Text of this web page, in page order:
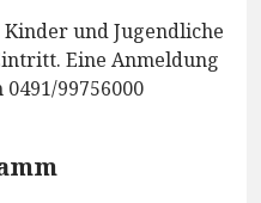
und Jugendliche
Eine Anmeldung
99756000